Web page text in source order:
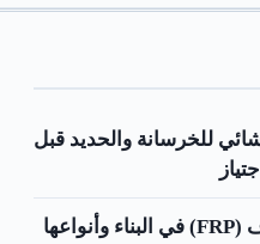
للخرسانة والحديد قبل
البوليمرات المسلحة بالألياف (FRP) في البناء وأنواعها